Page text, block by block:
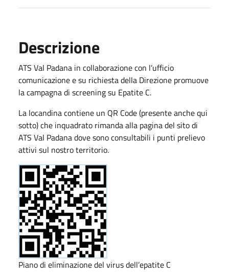
Descrizione
ATS Val Padana in collaborazione con l’ufficio
comunicazione e su richiesta della Direzione promuove
la campagna di screening su Epatite C.
La locandina contiene un QR Code (presente anche qui
sotto) che inquadrato rimanda alla pagina del sito di
ATS Val Padana dove sono consultabili i punti prelievo
attivi sul nostro territorio.
Piano di eliminazione del virus dell’epatite C